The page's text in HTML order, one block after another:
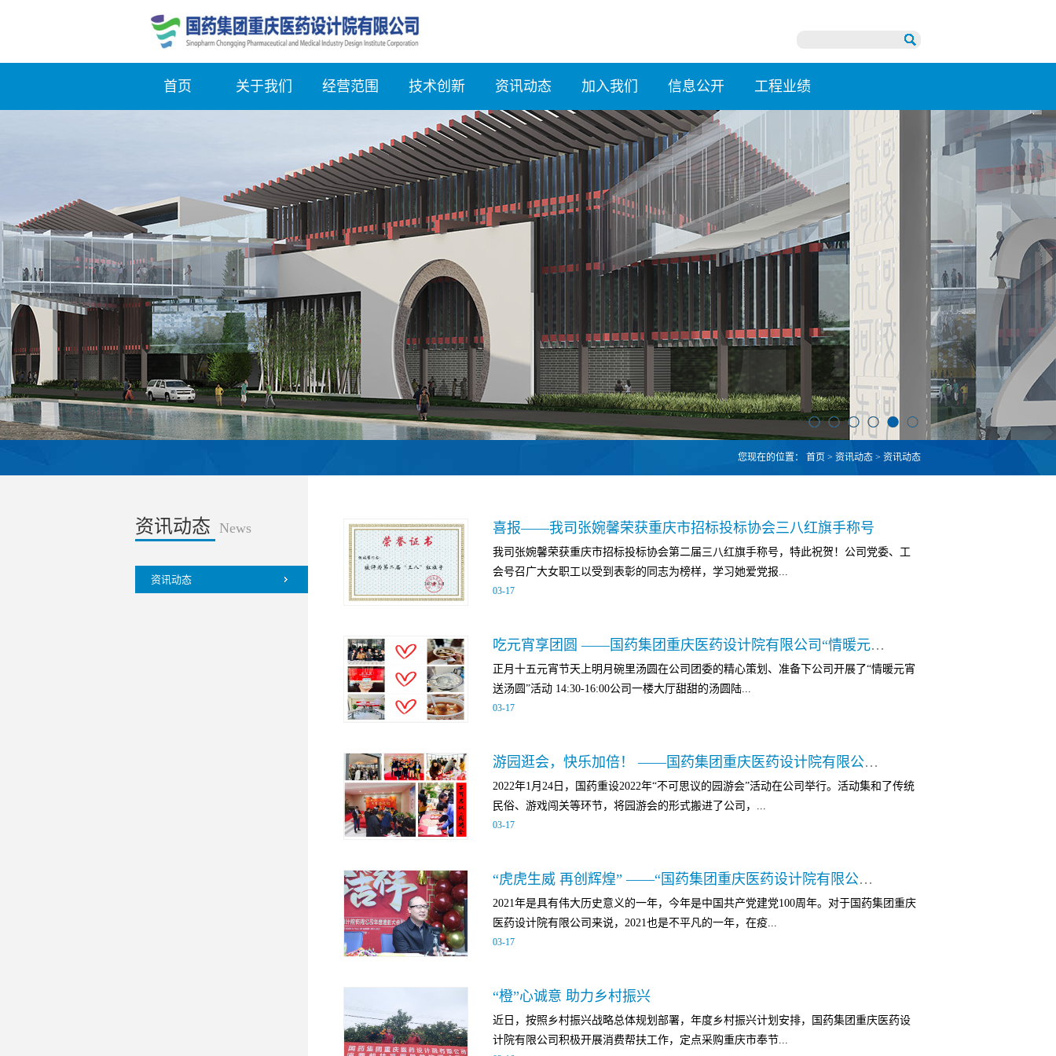
首页 关于我们 经营范围 技术创新 资讯动态 加入我们 信息公开 工程业绩
资讯动态 News
资讯动态
您现在的位置： 首页 > 资讯动态 > 资讯动态
喜报——我司张婉馨荣获重庆市招标投标协会三八红旗手称号
我司张婉馨荣获重庆市招标投标协会第二届三八红旗手称号，特此祝贺！公司党委、工
会号召广大女职工以受到表彰的同志为榜样，学习她爱党报...
“四个自信”、做到“两个维护”，始终在政治上思想上行动上同以习近平同志为核心的党中
央保持高度一致；学习她爱岗敬业、追求卓越的奋斗精神， 用“干一行爱一行”的执着，
成就“钻一行精一行”的精彩，坚定历史自信，升华家国情怀，昂扬创新精神，倡扬文明新
风，走在时代前列，以奔跑奋进的姿态，在推进中华民族伟大复兴中国梦中谱写“半边天”
03-17
吃元宵享团圆 ——国药集团重庆医药设计院有限公司“情暖元宵送汤圆”活动掠影
正月十五元宵节天上明月碗里汤圆在公司团委的精心策划、准备下公司开展了“情暖元宵
送汤圆”活动 14:30-16:00公司一楼大厅甜甜的汤圆陆...
麻味还是花生味品着的都是同一种味道——“团圆味” 一碗碗汤圆承载着公司对全体员工
的美好祝愿值此佳节之际祝福大家元宵节快乐干了这碗汤圆愿我们2022生活甜甜
03-17
游园逛会，快乐加倍！ ——国药集团重庆医药设计院有限公司2022年“不可思议的园游会”活动记录
2022年1月24日，国药重设2022年“不可思议的园游会”活动在公司举行。活动集和了传统
民俗、游戏闯关等环节，将园游会的形式搬进了公司，...
到、领取地图、合影留恋，大家都热情洋溢，场面好不热闹。 园游会来源于庙会这
一传统活动，传统民俗环节自然必不可少。活动设置了猜灯谜、写福字、剪窗花等代表
传统文化的关卡，大家纷纷“舞文弄墨”，展现自己的艺术才华。 除此之外，园游会还
将众多新奇小游戏囊括在各关卡中，“眼疾手快”、“穿越火线”、“发电单车”、“挑战十秒”
很暖！这次活动内容丰富，形式多样，不仅给大家带来了欢乐，也拉近了同事间的距
离。套个圈圈，将一年的美好套牢写个福字，让一年福气满满祝福大家，新年快乐，虎
年大吉！
03-17
“虎虎生威 再创辉煌” ——“国药集团重庆医药设计院有限公司2021年线上总结表彰大会”圆满结束
2021年是具有伟大历史意义的一年，今年是中国共产党建党100周年。对于国药集团重庆
医药设计院有限公司来说，2021也是不平凡的一年，在疫...
难，迎难而上，再创佳绩。经过周密策划、认真部署，公司于2022年1月24日下午顺利召
开了2021年度线上总结暨表彰大会。公司全体职工观看了本次表彰大会直播，并给予了
高度评价。表彰大会在一首《加州旅馆》中拉开了帷幕，我们就像是走向远方的旅客，
03-17
“橙”心诚意 助力乡村振兴
近日，按照乡村振兴战略总体规划部署，年度乡村振兴计划安排，国药集团重庆医药设
计院有限公司积极开展消费帮扶工作，定点采购重庆市奉节...